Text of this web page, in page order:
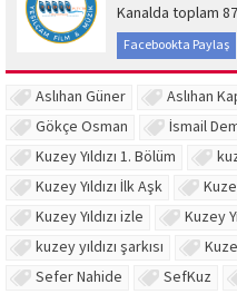
Kanalda toplam
Facebookta Paylaş
Aslıhan Güner Aslıhan
Gökçe Osman
İsmail
Kuzey Yıldızı 1. Bölüm
Kuzey Yıldızı İlk Aşk
Kuzey Yıldızı izle
Kuzey
kuzey yıldızı şarkısı
Sefer Nahide
SefKuz